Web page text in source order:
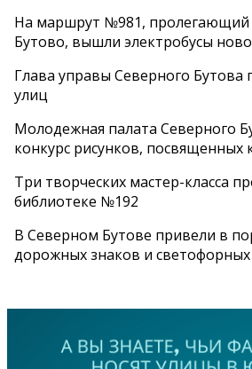
На маршрут №981, пролегающий
Бутово, вышли электробусы
Глава управы Северного Бутова
улиц
Молодежная палата Северного
конкурс рисунков, посвященных
Три творческих мастер-класса
библиотеке №192
В Северном Бутове привели в
дорожных знаков и